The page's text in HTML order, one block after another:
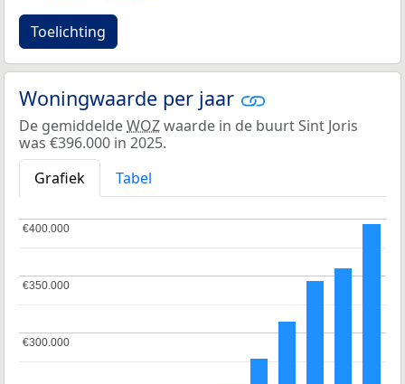
Toelichting
Woningwaarde per jaar
De gemiddeldeWOZwaarde in de buurt Sint Joris
was €396.000 in 2025.
Grafiek
Tabel
€300.000
€300.000
€350.000
€350.000
€400.000
€400.000